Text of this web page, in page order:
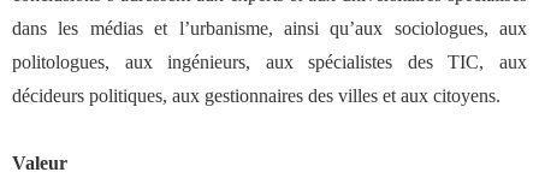
dans les médias et l’urbanisme, ainsi qu’aux sociologues, aux
politologues, aux ingénieurs, aux spécialistes des TIC, aux
décideurs politiques, aux gestionnaires des villes et aux citoyens.
Valeur